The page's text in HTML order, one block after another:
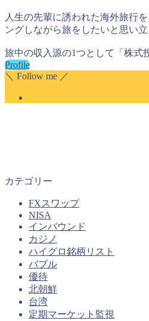
人生の先輩に誘われた海外旅行
ングしながら旅をしたいと思い立
旅中の収入源の1つとして「株式
Profile
＼ Follow me ／
カテゴリー
FXスワップ
NISA
インバウンド
カジノ
ハイグロ銘柄リスト
バブル
優待
北朝鮮
台湾
定期マーケット監視